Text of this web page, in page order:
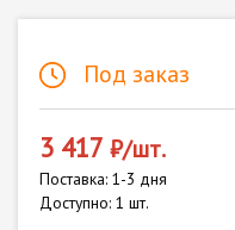
Под заказ
3 417 ₽/шт.
Поставка: 1-3 дня
Доступно: 1 шт.